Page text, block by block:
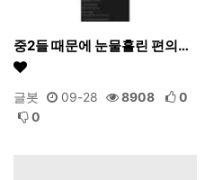
중2들 때문에 눈물흘린 편의…
글봇 09-28 8908
0
0